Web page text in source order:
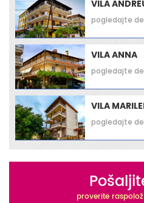
VILA
pogledajte
VILA ANNA
pogledajte
VILA
pogledajte
proverite